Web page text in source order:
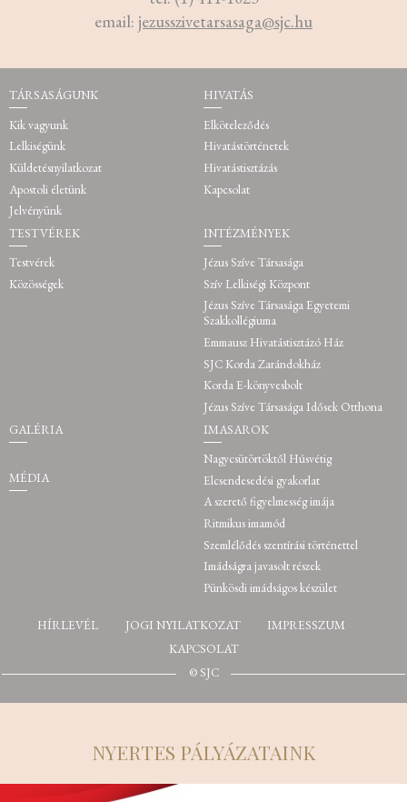
email: jezusszivetarsasaga@sjc.hu
TÁRSASÁGUNK
Kik vagyunk
Lelkiségünk
Küldetésnyilatkozat
Apostoli életünk
Jelvényünk
HIVATÁS
Elköteleződés
Hivatástörténetek
Hivatástisztázás
Kapcsolat
TESTVÉREK
Testvérek
Közösségek
INTÉZMÉNYEK
Jézus Szíve Társasága
Szív Lelkiségi Központ
Jézus Szíve Társasága Egyetemi
Szakkollégiuma
Emmausz Hivatástisztázó Ház
SJC Korda Zarándokház
Korda E-könyvesbolt
Jézus Szíve Társasága Idősek Otthona
GALÉRIA
MÉDIA
IMASAROK
Nagycsütörtöktől Húsvétig
Elcsendesedési gyakorlat
A szerető figyelmesség imája
Ritmikus imamód
Szemlélődés szentírási történettel
Imádságra javasolt részek
Pünkösdi imádságos készület
HÍRLEVÉL JOGI NYILATKOZAT
IMPRESSZUM
KAPCSOLAT
© SJC
NYERTES PÁLYÁZATAINK